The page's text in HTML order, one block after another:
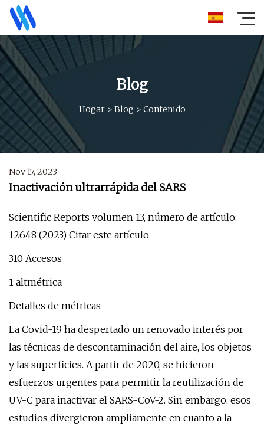
Blog
Hogar> Blog > Contenido
Nov 17, 2023
Inactivación ultrarrápida del SARS
Scientific Reports volumen 13, número de artículo:
12648 (2023) Citar este artículo
310 Accesos
1 altmétrica
Detalles de métricas
La Covid-19 ha despertado un renovado interés por
las técnicas de descontaminación del aire, los objetos
y las superficies. A partir de 2020, se hicieron
esfuerzos urgentes para permitir la reutilización de
UV-C para inactivar el SARS-CoV-2. Sin embargo, esos
estudios divergieron ampliamente en cuanto a la